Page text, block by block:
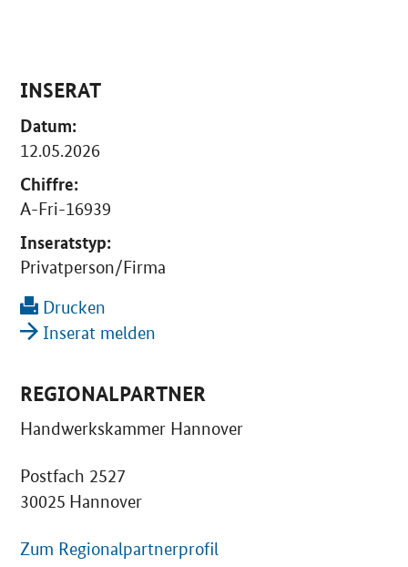
INSERAT
Datum:
12.05.2026
Chiffre:
A-Fri-16939
Inseratstyp:
Privatperson/Firma
Drucken
Inserat melden
REGIONALPARTNER
Handwerkskammer Hannover
Postfach 2527
30025 Hannover
Zum Regionalpartnerprofil